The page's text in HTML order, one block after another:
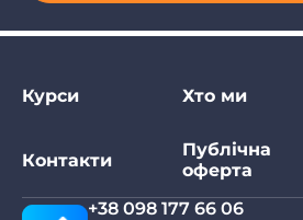
Курси Хто ми
Контакти
Публічна
оферта
+38 098 177 66 06